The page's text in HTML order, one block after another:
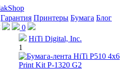
Гарантия Принтеры Бумага Блог
0
HiTi Digital, Inc.
1